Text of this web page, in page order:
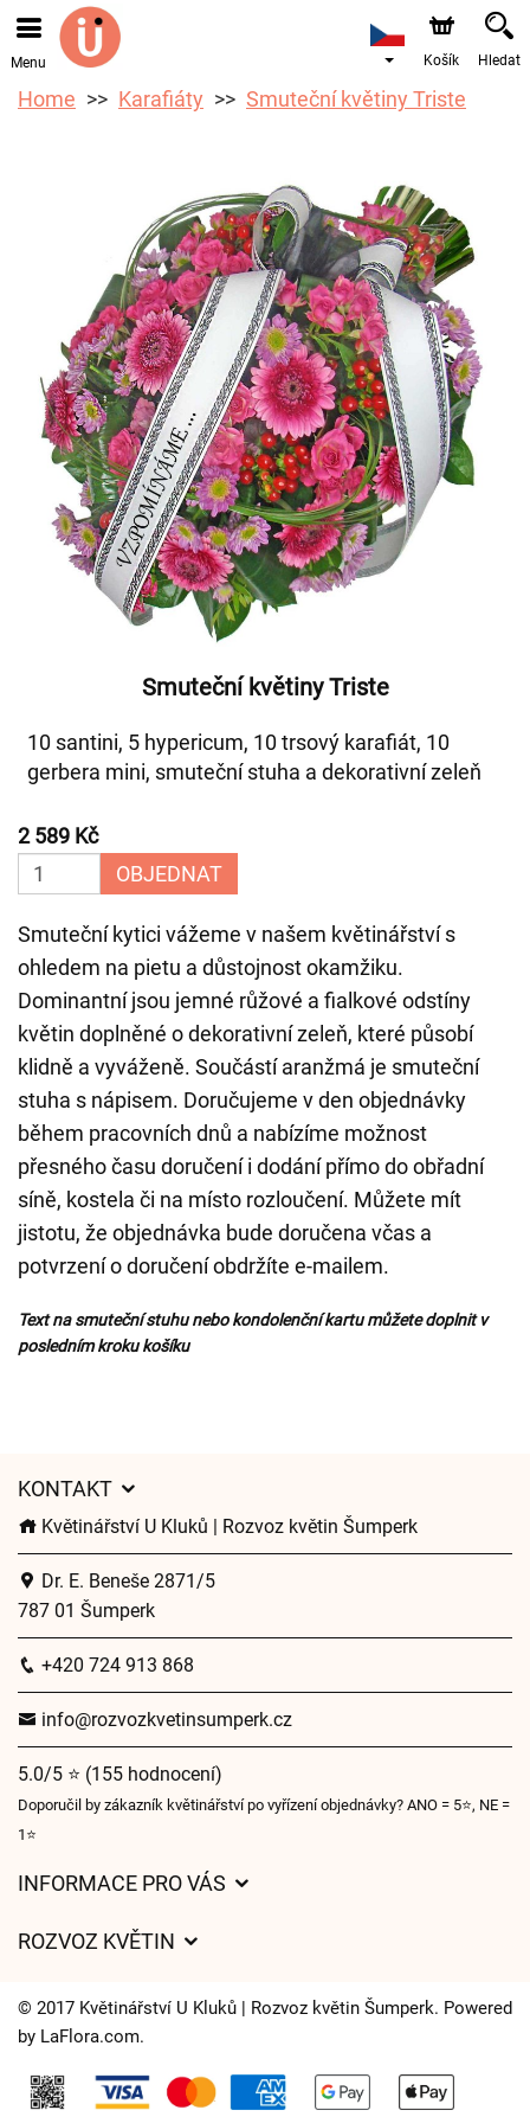
Objednávky přes e-shop přijímáme. Nejbližší možné
doručení je od 10.8.2026 z důvodu dovolené.
Menu Košík Hledat
Home Karafiáty Smuteční květiny Triste
Smuteční květiny Triste
10 santini, 5 hypericum, 10 trsový karafiát, 10
gerbera mini, smuteční stuha a dekorativní zeleň
2 589 Kč
OBJEDNAT
Smuteční kytici vážeme v našem květinářství s
ohledem na pietu a důstojnost okamžiku.
Dominantní jsou jemné růžové a fialkové odstíny
květin doplněné o dekorativní zeleň, které působí
klidně a vyváženě. Součástí aranžmá je smuteční
stuha s nápisem. Doručujeme v den objednávky
během pracovních dnů a nabízíme možnost
přesného času doručení i dodání přímo do obřadní
síně, kostela či na místo rozloučení. Můžete mít
jistotu, že objednávka bude doručena včas a
potvrzení o doručení obdržíte e-mailem.
Text na smuteční stuhu nebo kondolenční kartu můžete doplnit v
posledním kroku košíku
KONTAKT
Květinářství U Kluků | Rozvoz květin Šumperk
Dr. E. Beneše 2871/5
787 01 Šumperk
+420 724 913 868
info@rozvozkvetinsumperk.cz
5.0/5 ⭐ (155 hodnocení)
Doporučil by zákazník květinářství po vyřízení objednávky? ANO = 5⭐, NE =
1⭐
INFORMACE PRO VÁS
Často kladené dotazy
Časy doručení květin – přehled možností
ROZVOZ KVĚTIN
Kam doručujeme květiny
Kontakt
© 2017 Květinářství U Kluků | Rozvoz květin Šumperk. Powered
by LaFlora.com.